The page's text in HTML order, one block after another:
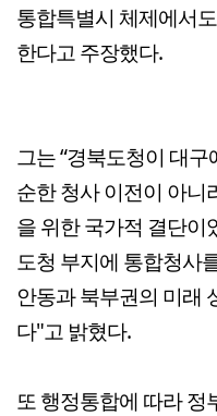
통합특별시 체제에서
한다고 주장했다.
그는 “경북도청이 대
순한 청사 이전이 아니
을 위한 국가적 결단이
도청 부지에 통합청사
안동과 북부권의 미래
다"고 밝혔다.
또 행정통합에 따라 정